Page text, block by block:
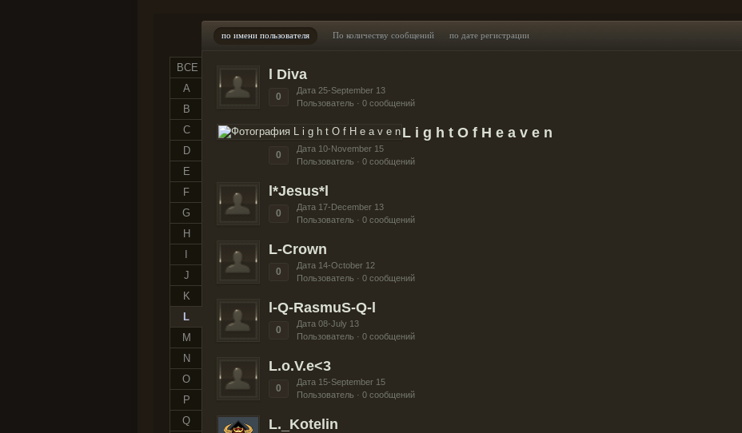
ВСЕ
A
B
C
D
E
F
G
H
J
K
L
M
N
O
P
Q
по имени пользователя По количеству сообщений по дате регистрации
l Diva
0
Дата 25-September 13
Пользователь · 0 сообщений
L i g h t O f H e a v e n
0
Дата 10-November 15
Пользователь · 0 сообщений
l*Jesus*l
0
Дата 17-December 13
Пользователь · 0 сообщений
L-Crown
0
Дата 14-October 12
Пользователь · 0 сообщений
l-Q-RasmuS-Q-l
0
Дата 08-July 13
Пользователь · 0 сообщений
L.o.V.e<3
0
Дата 15-September 15
Пользователь · 0 сообщений
L._Kotelin